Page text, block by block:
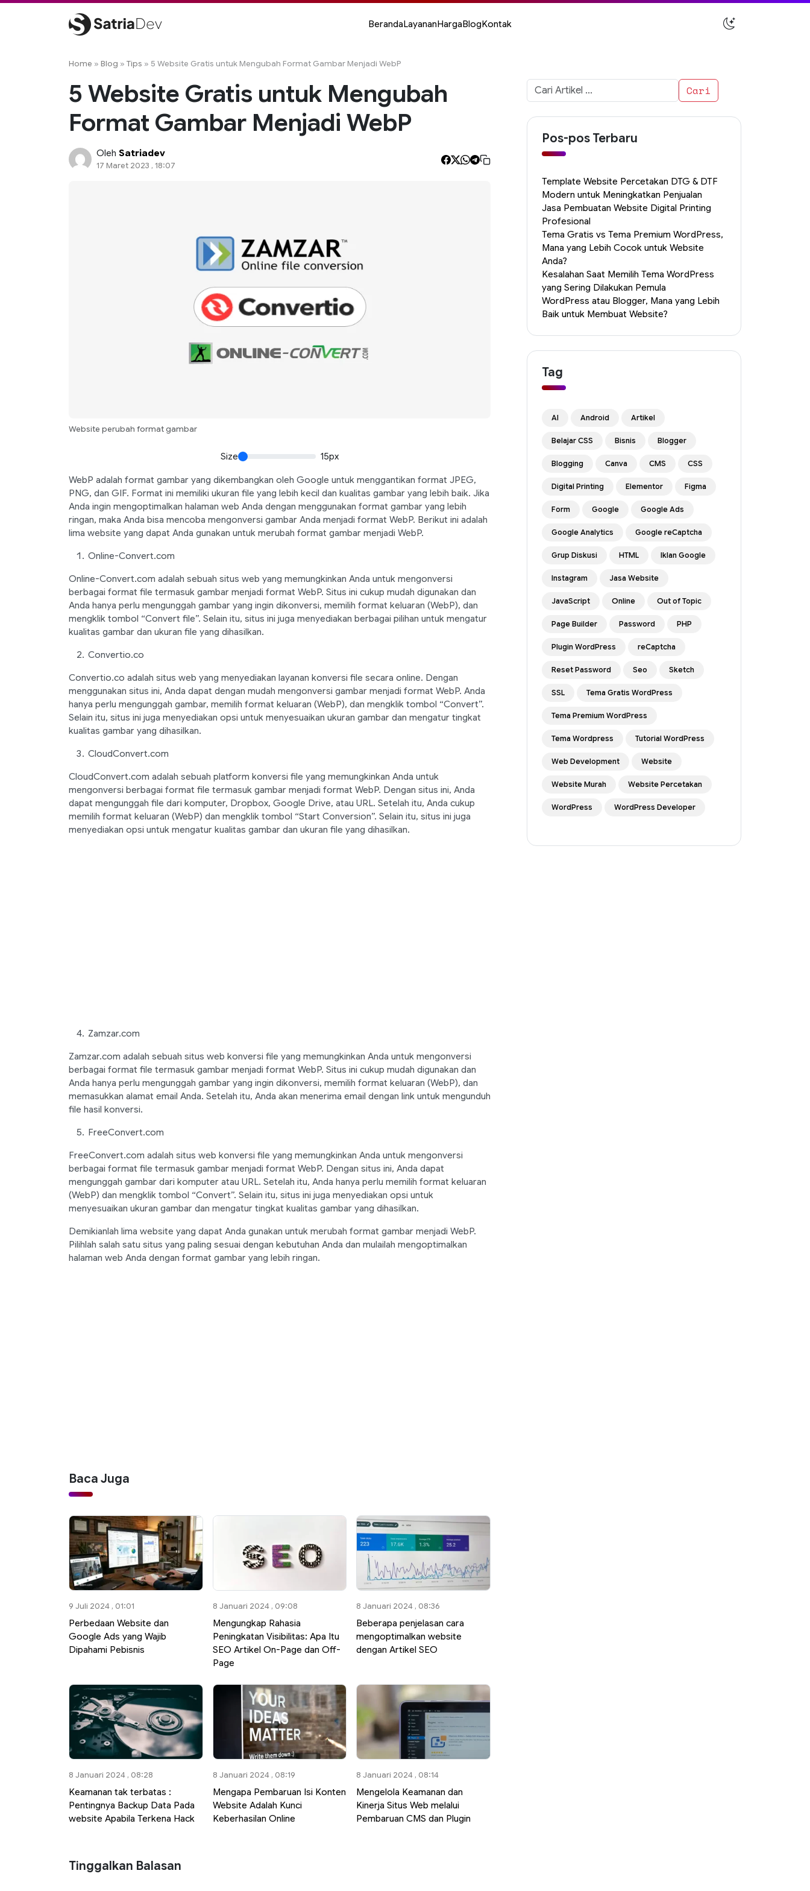
Skip
BerandaLayananHargaBlogKontak
Home » Blog » Tips » 5 Website Gratis untuk Mengubah Format Gambar Menjadi WebP
5 Website Gratis untuk Mengubah
Format Gambar Menjadi WebP
Oleh Satriadev
17 Maret 2023 , 18:07
Website perubah format gambar
Size 15px
WebP adalah format gambar yang dikembangkan oleh Google untuk menggantikan format JPEG,
PNG, dan GIF. Format ini memiliki ukuran file yang lebih kecil dan kualitas gambar yang lebih baik. Jika
Anda ingin mengoptimalkan halaman web Anda dengan menggunakan format gambar yang lebih
ringan, maka Anda bisa mencoba mengonversi gambar Anda menjadi format WebP. Berikut ini adalah
lima website yang dapat Anda gunakan untuk merubah format gambar menjadi WebP.
Online-Convert.com
Online-Convert.com adalah sebuah situs web yang memungkinkan Anda untuk mengonversi
berbagai format file termasuk gambar menjadi format WebP. Situs ini cukup mudah digunakan dan
Anda hanya perlu mengunggah gambar yang ingin dikonversi, memilih format keluaran (WebP), dan
mengklik tombol “Convert file”. Selain itu, situs ini juga menyediakan berbagai pilihan untuk mengatur
kualitas gambar dan ukuran file yang dihasilkan.
Convertio.co
Convertio.co adalah situs web yang menyediakan layanan konversi file secara online. Dengan
menggunakan situs ini, Anda dapat dengan mudah mengonversi gambar menjadi format WebP. Anda
hanya perlu mengunggah gambar, memilih format keluaran (WebP), dan mengklik tombol “Convert”.
Selain itu, situs ini juga menyediakan opsi untuk menyesuaikan ukuran gambar dan mengatur tingkat
kualitas gambar yang dihasilkan.
CloudConvert.com
CloudConvert.com adalah sebuah platform konversi file yang memungkinkan Anda untuk
mengonversi berbagai format file termasuk gambar menjadi format WebP. Dengan situs ini, Anda
dapat mengunggah file dari komputer, Dropbox, Google Drive, atau URL. Setelah itu, Anda cukup
memilih format keluaran (WebP) dan mengklik tombol “Start Conversion”. Selain itu, situs ini juga
menyediakan opsi untuk mengatur kualitas gambar dan ukuran file yang dihasilkan.
Zamzar.com
Zamzar.com adalah sebuah situs web konversi file yang memungkinkan Anda untuk mengonversi
berbagai format file termasuk gambar menjadi format WebP. Situs ini cukup mudah digunakan dan
Anda hanya perlu mengunggah gambar yang ingin dikonversi, memilih format keluaran (WebP), dan
memasukkan alamat email Anda. Setelah itu, Anda akan menerima email dengan link untuk mengunduh
file hasil konversi.
FreeConvert.com
FreeConvert.com adalah situs web konversi file yang memungkinkan Anda untuk mengonversi
berbagai format file termasuk gambar menjadi format WebP. Dengan situs ini, Anda dapat
mengunggah gambar dari komputer atau URL. Setelah itu, Anda hanya perlu memilih format keluaran
(WebP) dan mengklik tombol “Convert”. Selain itu, situs ini juga menyediakan opsi untuk
menyesuaikan ukuran gambar dan mengatur tingkat kualitas gambar yang dihasilkan.
Demikianlah lima website yang dapat Anda gunakan untuk merubah format gambar menjadi WebP.
Pilihlah salah satu situs yang paling sesuai dengan kebutuhan Anda dan mulailah mengoptimalkan
halaman web Anda dengan format gambar yang lebih ringan.
Baca Juga
9 Juli 2024 , 01:01
Perbedaan Website dan
Google Ads yang Wajib
Dipahami Pebisnis
8 Januari 2024 , 09:08
Mengungkap Rahasia
Peningkatan Visibilitas: Apa Itu
SEO Artikel On-Page dan Off-
Page
8 Januari 2024 , 08:36
Beberapa penjelasan cara
mengoptimalkan website
dengan Artikel SEO
8 Januari 2024 , 08:28
Keamanan tak terbatas :
Pentingnya Backup Data Pada
website Apabila Terkena Hack
8 Januari 2024 , 08:19
Mengapa Pembaruan Isi Konten
Website Adalah Kunci
Keberhasilan Online
8 Januari 2024 , 08:14
Mengelola Keamanan dan
Kinerja Situs Web melalui
Pembaruan CMS dan Plugin
Tinggalkan Balasan
Cari
untuk:
Pos-pos Terbaru
Template Website Percetakan DTG & DTF
Modern untuk Meningkatkan Penjualan
Jasa Pembuatan Website Digital Printing
Profesional
Tema Gratis vs Tema Premium WordPress,
Mana yang Lebih Cocok untuk Website
Anda?
Kesalahan Saat Memilih Tema WordPress
yang Sering Dilakukan Pemula
WordPress atau Blogger, Mana yang Lebih
Baik untuk Membuat Website?
Tag
AI Android Artikel
Belajar CSS Bisnis Blogger
Blogging Canva CMS CSS
Digital Printing Elementor Figma
Form Google Google Ads
Google Analytics Google reCaptcha
Grup Diskusi HTML Iklan Google
Instagram Jasa Website
JavaScript Online Out of Topic
Page Builder Password PHP
Plugin WordPress reCaptcha
Reset Password Seo Sketch
SSL Tema Gratis WordPress
Tema Premium WordPress
Tema Wordpress Tutorial WordPress
Web Development Website
Website Murah Website Percetakan
WordPress WordPress Developer